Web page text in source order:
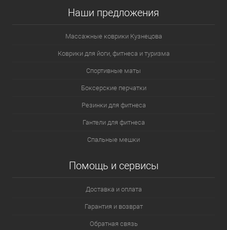
Наши предложения
Массажные коврики Кузнецова
Коврики для йоги, фитнеса и туризма
Спортивные маты
Боксерские перчатки
Резинки для фитнеса
Гантели для фитнеса
Спальные мешки
Помощь и сервисы
Доставка и оплата
Гарантия и возврат
Обратная связь